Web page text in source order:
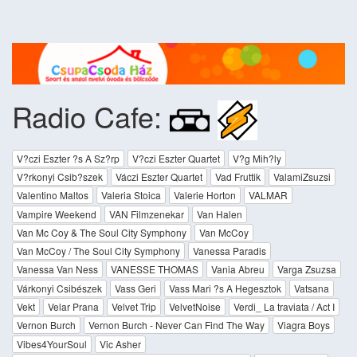
Radio Cafe:
V?czi Eszter ?s A Sz?rp V?czi Eszter Quartet
V?g Mih?ly
V?rkonyi Csib?szek
Váczi Eszter Quartet Vad Fruttik
ValamiZsuzsi
Valentino Maltos
Valeria Stoica Valerie Horton
VALMAR
Vampire Weekend
VAN Filmzenekar
Van Halen
Van Mc Coy & The Soul City Symphony
Van McCoy
Van McCoy / The Soul City Symphony
Vanessa Paradis
Vanessa Van Ness
VANESSE THOMAS Vania Abreu
Varga Zsuzsa
Várkonyi Csibészek
Vass Geri Vass Mari ?s A Hegesztok
Vatsana
Vekt
Velar Prana Velvet Trip VelvetNoise
Verdi_ La traviata / Act I
Vernon Burch
Vernon Burch - Never Can Find The Way
Viagra Boys
Vibes4YourSoul
Vic Asher